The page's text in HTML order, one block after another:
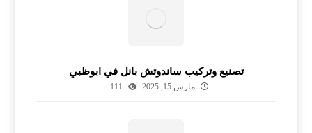
تصنيع وتركيب ساندوتش بانل في ابوظبي
مارس 15, 2025 111